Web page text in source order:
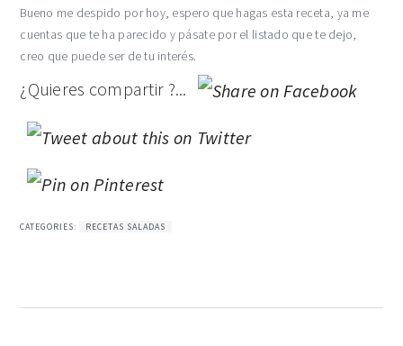
Bueno me despido por hoy, espero que hagas esta receta, ya me
cuentas que te ha parecido y pásate por el listado que te dejo,
creo que puede ser de tu interés.
¿Quieres compartir ?...
CATEGORIES: RECETAS SALADAS